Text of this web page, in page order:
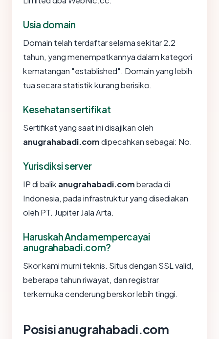
Usia domain
Domain telah terdaftar selama sekitar 2.2
tahun, yang menempatkannya dalam kategori
kematangan "established". Domain yang lebih
tua secara statistik kurang berisiko.
Kesehatan sertifikat
Sertifikat yang saat ini disajikan oleh
anugrahabadi.comdipecahkan sebagai: No.
Yurisdiksi server
IP di balik anugrahabadi.comberada di
Indonesia, pada infrastruktur yang disediakan
oleh PT. Jupiter Jala Arta.
Haruskah Anda mempercayai
anugrahabadi.com?
Skor kami murni teknis. Situs dengan SSL valid,
beberapa tahun riwayat, dan registrar
terkemuka cenderung berskor lebih tinggi.
Posisi anugrahabadi.com